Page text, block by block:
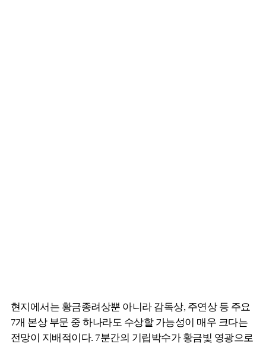
현지에서는 황금종려상뿐 아니라 감독상, 주연상 등 주요
7개 본상 부문 중 하나라도 수상할 가능성이 매우 크다는
전망이 지배적이다. 7분간의 기립박수가 황금빛 영광으로